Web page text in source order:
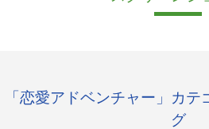
「恋愛アドベンチャー」カ
グ